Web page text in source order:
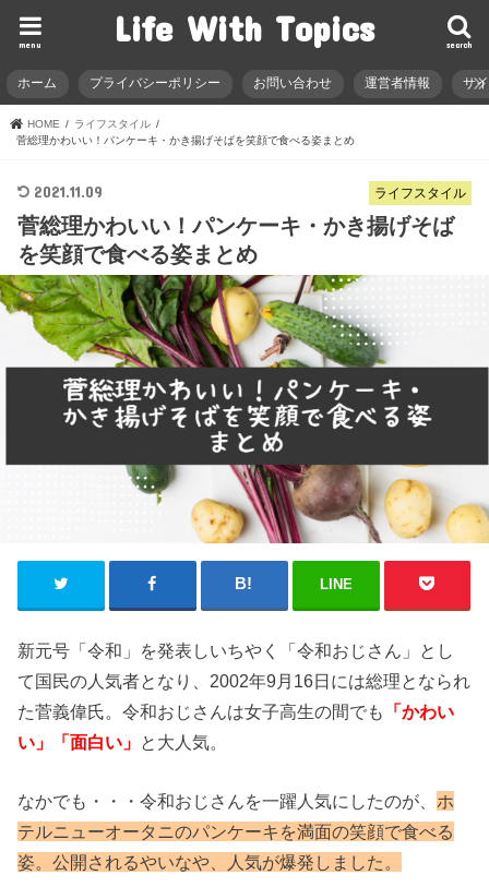
Life With Topics search
menu
ホーム プライバシーポリシー お問い合わせ 運営者情報 サ
HOME
ライフスタイル
菅総理かわいい！パンケーキ・かき揚げそばを笑顔で食べる姿まとめ
ライフスタイル
2021.11.09
菅総理かわいい！パンケーキ・かき揚げそば
を笑顔で食べる姿まとめ
LINE
新元号「令和」を発表しいちやく「令和おじさん」とし
て国民の人気者となり、2002年9月16日には総理となられ
た菅義偉氏。令和おじさんは女子高生の間でも
「かわい
い」「面白い」 と大人気。
なかでも・・・令和おじさんを一躍人気にしたのが、 ホ
テルニューオータニのパンケーキを満面の笑顔で食べる
姿。公開されるやいなや、人気が爆発しました 。